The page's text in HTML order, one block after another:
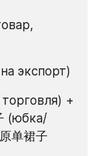
экспорт)
+
(юбка/
单裙子